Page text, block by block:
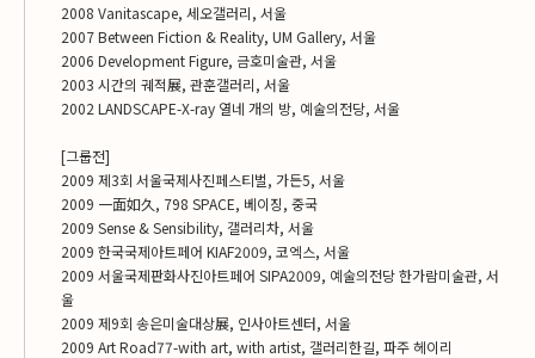
2008 Vanitascape, 세오갤러리, 서울
2007 Between Fiction & Reality, UM Gallery, 서울
2006 Development Figure, 금호미술관, 서울
2003 시간의 궤적展, 관훈갤러리, 서울
2002 LANDSCAPE-X-ray 열네 개의 방, 예술의전당, 서울
[그룹전]
2009 제3회 서울국제사진페스티벌, 가든5, 서울
2009 一面如久, 798 SPACE, 베이징, 중국
2009 Sense & Sensibility, 갤러리차, 서울
2009 한국국제아트페어 KIAF2009, 코엑스, 서울
2009 서울국제판화사진아트페어 SIPA2009, 예술의전당 한가람미술관, 서
울
2009 제9회 송은미술대상展, 인사아트센터, 서울
2009 Art Road77-with art, with artist, 갤러리한길, 파주 헤이리